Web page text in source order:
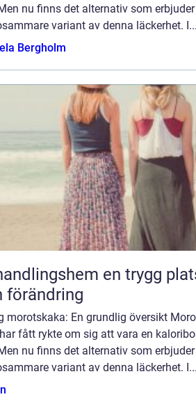
nu finns det alternativ som
variant av denna läckerhet. I...
Bergholm
en trygg plats för återhämtning
förändring
morotskaka: En grundlig översikt
fått rykte om sig att vara en
nu finns det alternativ som
variant av denna läckerhet. I...